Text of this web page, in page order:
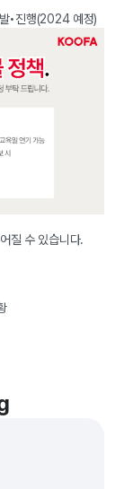
•진행(2024 예정)
질 수 있습니다.